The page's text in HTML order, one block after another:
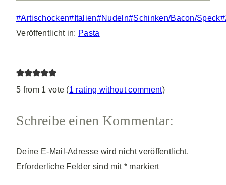
Schlagworte:
#Artischocken# Italien#Nudeln#Schinken/Bacon/Speck#
Veröffentlicht in: Pasta
5 from 1 vote (1 rating without comment)
Schreibe einen Kommentar:
Deine E-Mail-Adresse wird nicht veröffentlicht.
Erforderliche Felder sind mit *markiert